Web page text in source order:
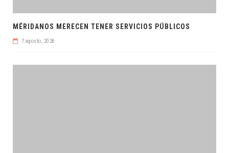
MÉRIDANOS MERECEN TENER SERVICIOS PÚBLICOS
7 agosto, 2026